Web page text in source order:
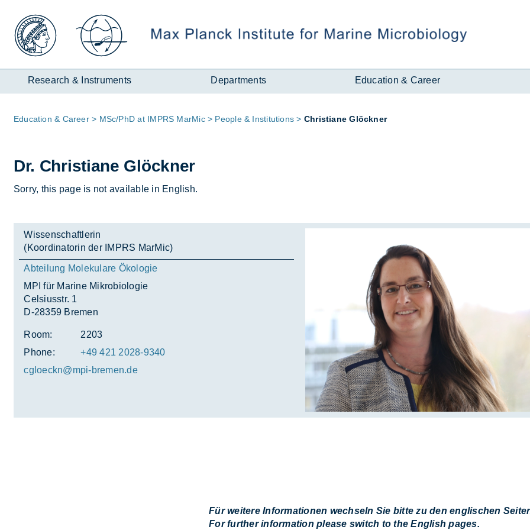
Inhalt
Research & Instruments Departments Education & Career
Page
Edu­ca­tion & Ca­reer MSc/​PhD at IM­PRS MarMic People & In­sti­tu­tions Chris­ti­ane Glöck­ner
Dr. Chris­ti­ane Glöck­ner
Sorry, this page is not available in English.
Wissenschaftlerin
(Koordinatorin der IMPRS MarMic)
Abteilung Molekulare Ökologie
MPI für Marine Mikrobiologie
Celsiusstr. 1
D-28359 Bremen
Room:
2203
Phone:
+49 421 2028-9340
cgloeckn@mpi-bre­men.de
Für weitere Informationen wechseln Sie bitte zu den englischen
For further information please switch to the English pages.